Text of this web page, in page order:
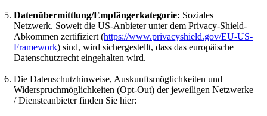
Datenübermittlung/Empfängerkategorie: Soziales
Netzwerk. Soweit die US-Anbieter unter dem Privacy-Shield-
Abkommen zertifiziert (https://www.privacyshield.gov/EU-US-
Framework) sind, wird sichergestellt, dass das europäische
Datenschutzrecht eingehalten wird.
Die Datenschutzhinweise, Auskunftsmöglichkeiten und
Widerspruchmöglichkeiten (Opt-Out) der jeweiligen Netzwerke
/ Diensteanbieter finden Sie hier: